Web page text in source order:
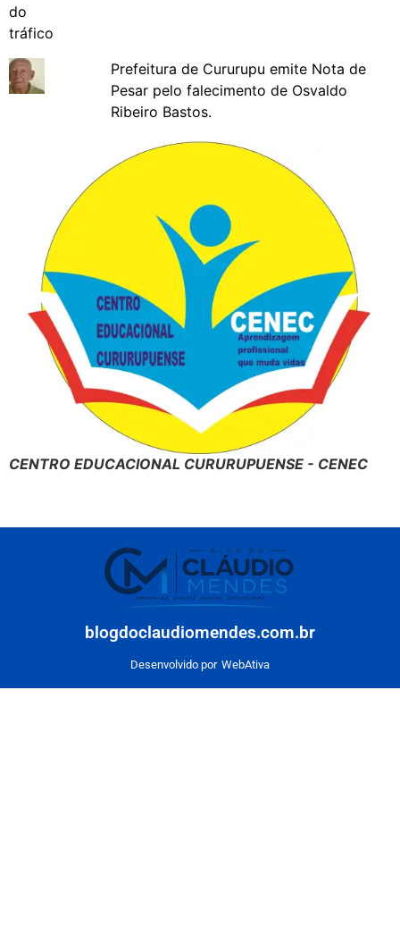
Prefeitura de Cururupu emite Nota de
Pesar pelo falecimento de Osvaldo
Ribeiro Bastos.
CENTRO EDUCACIONAL CURURUPUENSE - CENEC
blogdoclaudiomendes.com.br
Desenvolvido por WebAtiva